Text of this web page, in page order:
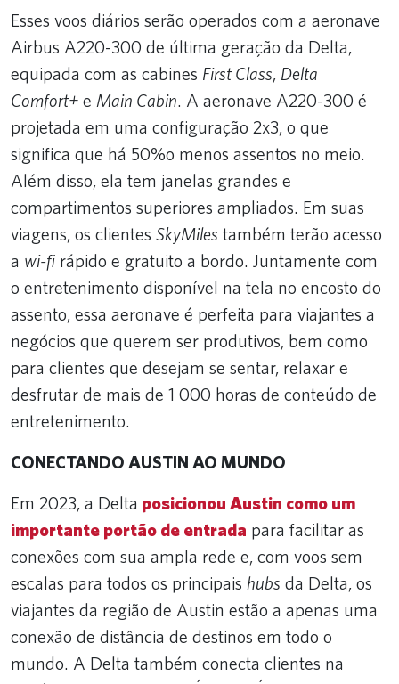
Esses voos diários serão operados com a aeronave
Airbus A220-300 de última geração da Delta,
equipada com as cabines First Class, Delta
Comfort+ e Main Cabin. A aeronave A220-300 é
projetada em uma configuração 2x3, o que
significa que há 50%o menos assentos no meio.
Além disso, ela tem janelas grandes e
compartimentos superiores ampliados. Em suas
viagens, os clientes SkyMiles também terão acesso
a wi-fi rápido e gratuito a bordo. Juntamente com
o entretenimento disponível na tela no encosto do
assento, essa aeronave é perfeita para viajantes a
negócios que querem ser produtivos, bem como
para clientes que desejam se sentar, relaxar e
desfrutar de mais de 1 000 horas de conteúdo de
entretenimento.
CONECTANDO AUSTIN AO MUNDO
Em 2023, a Delta posicionou Austin como um
importante portão de entrada para facilitar as
conexões com sua ampla rede e, com voos sem
escalas para todos os principais hubs da Delta, os
viajantes da região de Austin estão a apenas uma
conexão de distância de destinos em todo o
mundo. A Delta também conecta clientes na